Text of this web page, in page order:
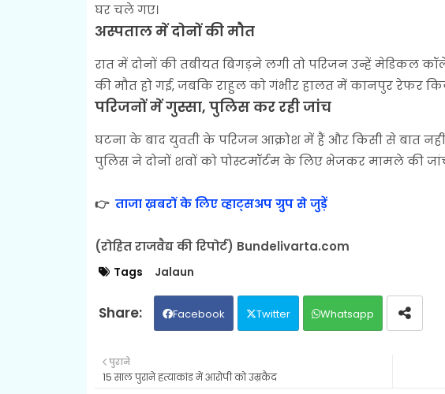
घर चले गए।
अस्पताल में दोनों की मौत
रात में दोनों की तबीयत बिगड़ने लगी तो परिजन उन्हें मेडिकल
की मौत हो गई, जबकि राहुल को गंभीर हालत में कानपुर रेफर
परिजनों में गुस्सा, पुलिस कर रही जांच
घटना के बाद युवती के परिजन आक्रोश में हैं और किसी से बात नहीं
पुलिस ने दोनों शवों को पोस्टमॉर्टम के लिए भेजकर मामले की
👉 ताजा ख़बरों के लिए व्हाट्सअप ग्रुप से जुड़ें
(रोहित राजवैद्य की रिपोर्ट) Bundelivarta.com
Tags Jalaun
Facebook Twitter Whatsapp
पुराने
15 साल पुराने हत्याकांड में आरोपी को उम्रकैद